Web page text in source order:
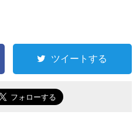
ツイートする